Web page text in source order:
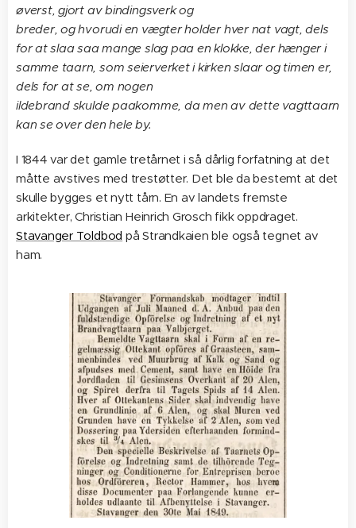
øverst, gjort av bindingsverk og
breder, og hvorudi en vægter holder hver nat vagt, dels
for at slaa saa mange slag paa en klokke, der hænger i
samme taarn, som seierverket i kirken slaar og timen er,
dels for at se, om nogen
ildebrand skulde paakomme, da men av dette vagttaarn
kan se over den hele by.
I 1844 var det gamle tretårnet i så dårlig forfatning at det
måtte avstives med trestøtter. Det ble da bestemt at det
skulle bygges et nytt tårn. En av landets fremste
arkitekter, Christian Heinrich Grosch fikk oppdraget.
Stavanger Toldbod på Strandkaien ble også tegnet av
ham.